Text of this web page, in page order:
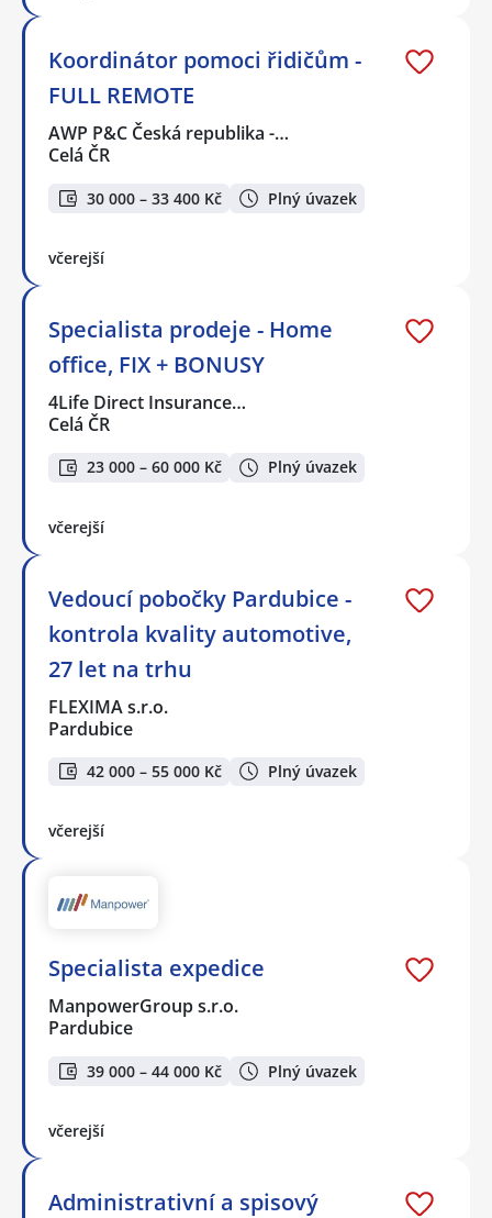
Koordinátor pomoci řidičům -
FULL REMOTE
AWP P&C Česká republika -…
Celá ČR
30 000 – 33 400 Kč Plný úvazek
včerejší
Specialista prodeje - Home
office, FIX + BONUSY
4Life Direct Insurance…
Celá ČR
23 000 – 60 000 Kč Plný úvazek
včerejší
Vedoucí pobočky Pardubice -
kontrola kvality automotive,
27 let na trhu
FLEXIMA s.r.o.
Pardubice
42 000 – 55 000 Kč Plný úvazek
včerejší
Specialista expedice
ManpowerGroup s.r.o.
Pardubice
39 000 – 44 000 Kč Plný úvazek
včerejší
Administrativní a spisový